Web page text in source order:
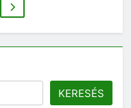
KERESÉS